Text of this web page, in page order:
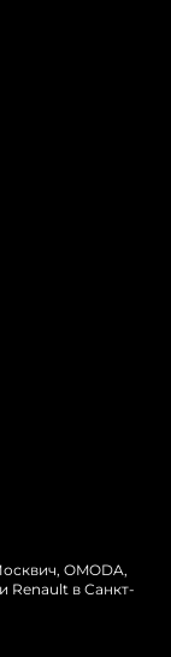
OMODA,
Renault в Санкт-